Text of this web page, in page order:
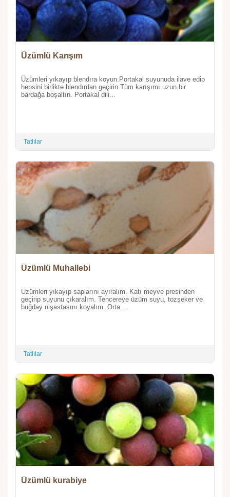
Üzümlü Karışım
Üzümleri yıkayıp blendıra koyun.Portakal suyunuda ilave edip
hepsini birlikte blendırdan geçirin.Tüm karışımı uzun bir
bardağa boşaltın. Portakal dili...
Tatlılar
Üzümlü Muhallebi
Üzümleri yıkayıp saplarını ayıralım. Katı meyve presinden
geçirip suyunu çıkaralım. Tencereye üzüm suyu, tozşeker ve
buğday nişastasını koyalım. Orta ...
Tatlılar
Üzümlü kurabiye